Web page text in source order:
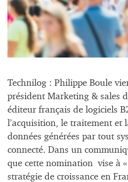
Technilog : Philippe Boule
président Marketing & sales
éditeur français de logiciels
l’acquisition, le traitement et
données générées par tout
connecté. Dans un
que cette nomination vise à «
stratégie de croissance en